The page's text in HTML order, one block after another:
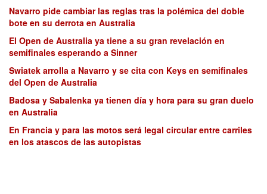
Navarro pide cambiar las reglas tras la polémica del doble
bote en su derrota en Australia
El Open de Australia ya tiene a su gran revelación en
semifinales esperando a Sinner
Swiatek arrolla a Navarro y se cita con Keys en semifinales
del Open de Australia
Badosa y Sabalenka ya tienen día y hora para su gran duelo
en Australia
En Francia y para las motos será legal circular entre carriles
en los atascos de las autopistas